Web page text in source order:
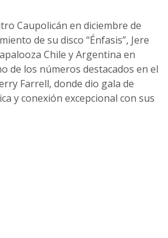
Caupolicán en diciembre de
de su disco “Énfasis”, Jere
Chile y Argentina en
de los números destacados en el
Farrell, donde dio gala de
y conexión excepcional con sus